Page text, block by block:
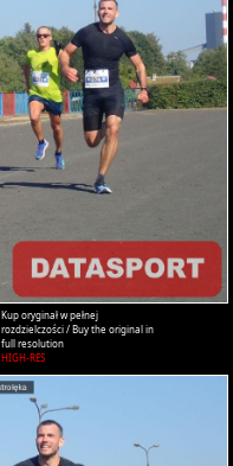
Kup oryginał w pełnej
rozdzielczości / Buy the original in
full resolution
HIGH-RES